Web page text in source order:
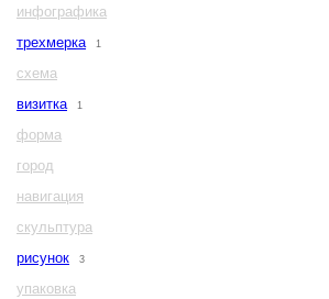
инфографика
трехмерка
1
схема
визитка
1
форма
город
навигация
скульптура
рисунок
3
упаковка